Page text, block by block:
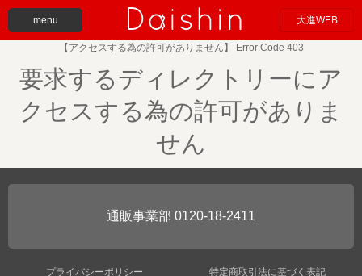
menu 大進WEB
【アクセスする為の許可がありません】 Error Code 403
要求するディレクトリーにア
クセスする為の許可がありま
せん
0120-18-2411
プライバシーポリシー 特定商取引法に基づく表記